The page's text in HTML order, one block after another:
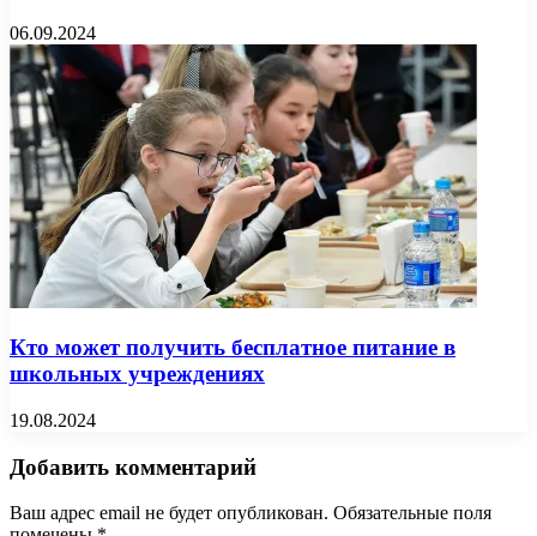
06.09.2024
Кто может получить бесплатное питание в
школьных учреждениях
19.08.2024
Добавить комментарий
Ваш адрес email не будет опубликован. Обязательные поля